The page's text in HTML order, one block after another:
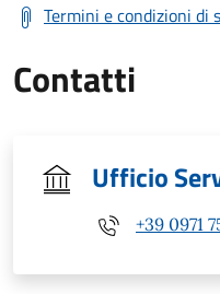
Termini e condizioni di
Contatti
Ufficio
+39 0971